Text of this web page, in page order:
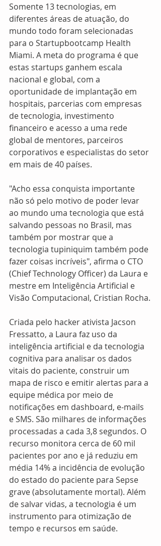
Somente 13 tecnologias, em
diferentes áreas de atuação, do
mundo todo foram selecionadas
para o Startupbootcamp Health
Miami. A meta do programa é que
estas startups ganhem escala
nacional e global, com a
oportunidade de implantação em
hospitais, parcerias com empresas
de tecnologia, investimento
financeiro e acesso a uma rede
global de mentores, parceiros
corporativos e especialistas do setor
em mais de 40 países.
"Acho essa conquista importante
não só pelo motivo de poder levar
ao mundo uma tecnologia que está
salvando pessoas no Brasil, mas
também por mostrar que a
tecnologia tupiniquim também pode
fazer coisas incríveis", afirma o CTO
(Chief Technology Officer) da Laura e
mestre em Inteligência Artificial e
Visão Computacional, Cristian Rocha.
Criada pelo hacker ativista Jacson
Fressatto, a Laura faz uso da
inteligência artificial e da tecnologia
cognitiva para analisar os dados
vitais do paciente, construir um
mapa de risco e emitir alertas para a
equipe médica por meio de
notificações em dashboard, e-mails
e SMS. São milhares de informações
processadas a cada 3,8 segundos. O
recurso monitora cerca de 60 mil
pacientes por ano e já reduziu em
média 14% a incidência de evolução
do estado do paciente para Sepse
grave (absolutamente mortal). Além
de salvar vidas, a tecnologia é um
instrumento para otimização de
tempo e recursos em saúde.